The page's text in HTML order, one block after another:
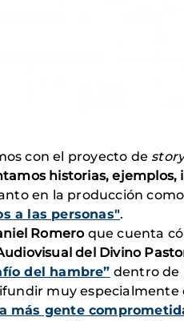
con el proyecto de
historias,
en la producción
a las personas".
Romeroque cuenta
del Divino
del hambre” dentro de
muy especialmente
más gente